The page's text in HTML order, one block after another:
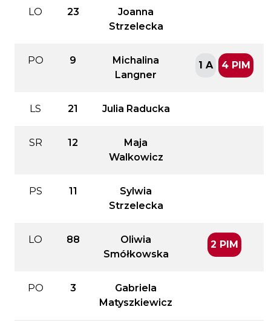
LO 23
Joanna
Strzelecka
PO 9
Michalina
Langner
1 A 4 PIM
LS 21 Julia Raducka
SR 12
Maja
Walkowicz
PS 11
Sylwia
Strzelecka
LO 88
Oliwia
Smółkowska
2 PIM
PO 3
Gabriela
Matyszkiewicz